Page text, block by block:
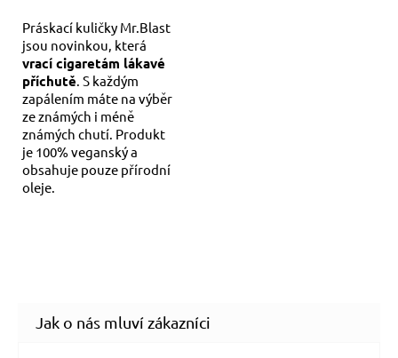
Práskací kuličky Mr.Blast
jsou novinkou, která
vrací cigaretám lákavé
příchutě. S každým
zapálením máte na výběr
ze známých i méně
známých chutí. Produkt
je 100% veganský a
obsahuje pouze přírodní
oleje.